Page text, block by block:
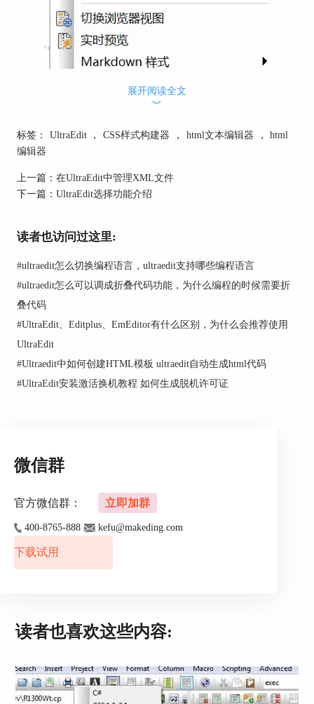
图片1 HTML精简器所在位置
小编在此总结了一张HTML精简器有关字符编码类
型转换的表格：
图片2 字符编码精简转换图
展开阅读全文
︾
标签： UltraEdit ， CSS样式构建器 ， html文本编辑器 ，
html
编辑器
上一篇： 在UltraEdit中管理XML文件
下一篇： UltraEdit选择功能介绍
读者也访问过这里:
#ultraedit怎么切换编程语言，ultraedit支持哪些编程语言
#ultraedit怎么可以调成折叠代码功能，为什么编程的时候需要折
叠代码
#UltraEdit、Editplus、EmEditor有什么区别，为什么会推荐使用
UltraEdit
#Ultraedit中如何创建HTML模板 ultraedit自动生成html代码
#UltraEdit安装激活换机教程 如何生成脱机许可证
微信群
官方微信群： 立即加群
400-8765-888 kefu@makeding.com
下载试用
读者也喜欢这些内容: